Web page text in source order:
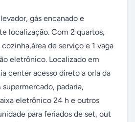
gás encanado e
localização. Com 2 quartos,
de serviço e 1 vaga
eletrônico. Localizado em
center acesso direto a orla da
padaria,
eletrônico 24 h e outros
para feriados de set, out